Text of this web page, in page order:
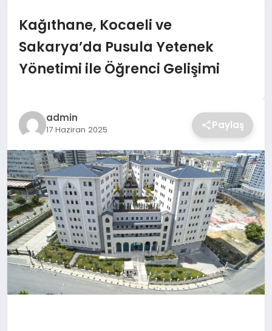
MAGAZIN
EĞITIM
SAĞLIK
SPOR
TEKNOLOJI
Kağıthane, Kocaeli ve
Sakarya’da Pusula Yetenek
Yönetimi ile Öğrenci Gelişimi
admin
17 Haziran 2025 Paylaş